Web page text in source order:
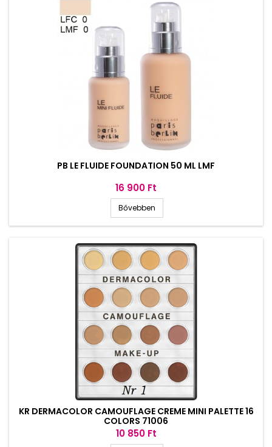
PB LE FLUIDE FOUNDATION 50 ML LMF
Ár
16 900 Ft
Bővebben
KR DERMACOLOR CAMOUFLAGE CREME MINI PALETTE 16
COLORS 71006
Ár
10 850 Ft